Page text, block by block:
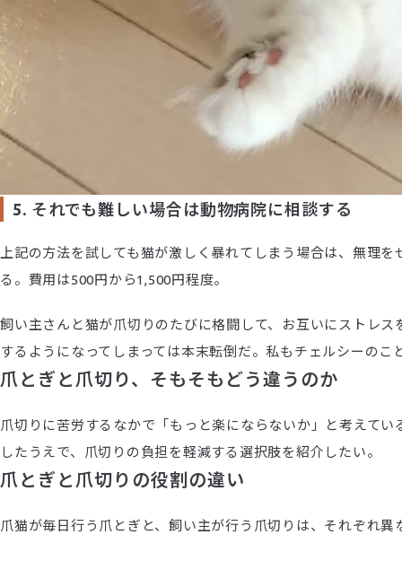
5. それでも難しい場合は動物病院に相談する
上記の方法を試しても猫が激しく暴れてしまう場合は、無理
る。費用は500円から1,500円程度。
飼い主さんと猫が爪切りのたびに格闘して、お互いにストレ
するようになってしまっては本末転倒だ。私もチェルシーの
爪とぎと爪切り、そもそもどう違うのか
爪切りに苦労するなかで「もっと楽にならないか」と考えて
したうえで、爪切りの負担を軽減する選択肢を紹介したい。
爪とぎと爪切りの役割の違い
爪猫が毎日行う爪とぎと、飼い主が行う爪切りは、それぞれ異